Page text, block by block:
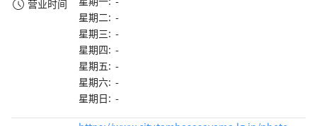
营业时间
星期二: -
星期三: -
星期四: -
星期五: -
星期六: -
星期日: -